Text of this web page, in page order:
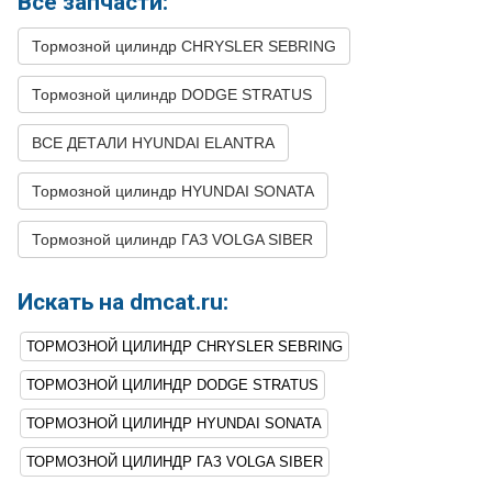
16 DODGE STRATUS 2006
L4 2.4L TURBO -
Turbocharged
17 DODGE STRATUS 2006 V6 2.7L
18 DODGE STRATUS 2005
19 DODGE STRATUS 2005
20 DODGE STRATUS 2005
L4 2.4L TURBO -
Turbocharged
21 DODGE STRATUS 2005 V6 2.7L
22 STRATUS
23 DODGE STRATUS 2004 L4 2.4L - DOHC
24 DODGE STRATUS 2004 L4 2.4L - SOHC
25 DODGE STRATUS 2004
L4 2.4L TURBO -
Turbocharged
26 DODGE STRATUS 2004 V6 2.7L
Тормозной цилиндр CHRYSLER SEBRING
Тормозной цилиндр DODGE STRATUS
ВСЕ ДЕТАЛИ HYUNDAI ELANTRA
Тормозной цилиндр HYUNDAI SONATA
Тормозной цилиндр ГАЗ VOLGA SIBER
Искать на dmcat.ru:
ТОРМОЗНОЙ ЦИЛИНДР CHRYSLER SEBRING
ТОРМОЗНОЙ ЦИЛИНДР DODGE STRATUS
ТОРМОЗНОЙ ЦИЛИНДР HYUNDAI SONATA
ТОРМОЗНОЙ ЦИЛИНДР ГАЗ VOLGA SIBER